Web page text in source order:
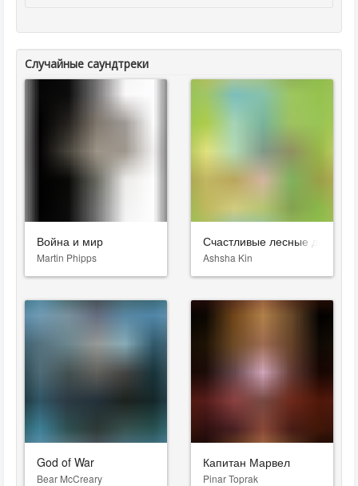
Случайные саундтреки
Война и мир
Martin Phipps
Счастливые лесные друзья
Ashsha Kin
God of War
Bear McCreary
Капитан Марвел
Pinar Toprak